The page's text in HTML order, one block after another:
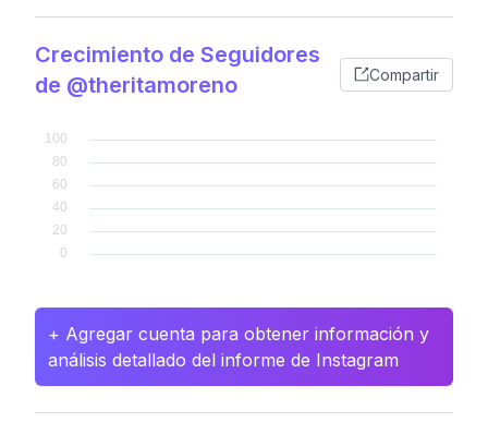
Crecimiento de Seguidores
de @theritamoreno
Compartir
+ Agregar cuenta para obtener información y
análisis detallado del informe de Instagram